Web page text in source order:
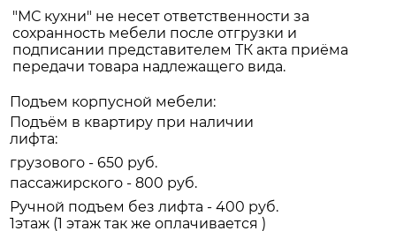
"МС кухни" не несет ответственности за
сохранность мебели после отгрузки и
подписании представителем ТК акта приёма
передачи товара надлежащего вида.
Подъем корпусной мебели:
Подъём в квартиру при наличии
лифта:
грузового - 650 руб.
пассажирского - 800 руб.
Ручной подъем без лифта - 400 руб.
1этаж (1 этаж так же оплачивается )